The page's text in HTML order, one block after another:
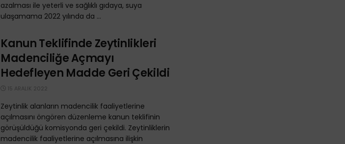
azalması ile yeterli ve sağlıklı gıdaya, suya
ulaşamama 2022 yılında da ...
Kanun Teklifinde Zeytinlikleri
Madenciliğe Açmayı
Hedefleyen Madde Geri Çekildi
15 ARALIK 2022
Zeytinlik alanların madencilik faaliyetlerine
açılmasını öngören düzenleme kanun teklifinin
görüşüldüğü komisyonda geri çekildi. Zeytinliklerin
madencilik faaliyetlerine açılmasına ilişkin